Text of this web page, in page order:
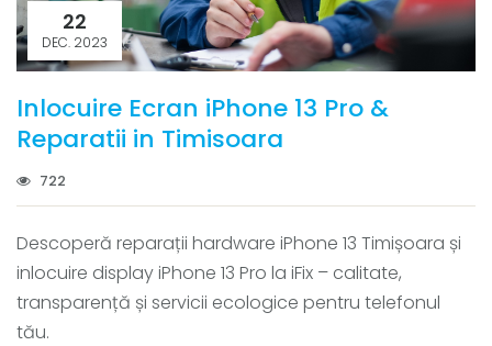
22
DEC. 2023
Inlocuire Ecran iPhone 13 Pro &
Reparatii in Timisoara
722
Descoperă reparații hardware iPhone 13 Timișoara și
inlocuire display iPhone 13 Pro la iFix – calitate,
transparență și servicii ecologice pentru telefonul
tău.